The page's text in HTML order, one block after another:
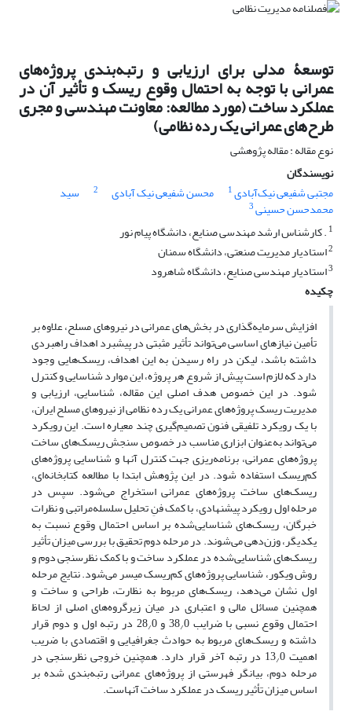
توسعۀ مدلی برای ارزیابی و رتبه‌بندی پروژه‌های
عمرانی با توجه به احتمال وقوع ریسک و تأثیر آن در
عملکرد ساخت (مورد مطالعه: معاونت مهندسی و مجری
طرح‌های عمرانی یک رده نظامی)
نوع مقاله : مقاله پژوهشی
نویسندگان
مجتبی شفیعی نیک‌آبادی1 محسن شفیعی نیک آبادی 2 سید
محمدحسن حسینی3
1 . کارشناس ارشد مهندسی صنایع، دانشگاه پیام نور
2استادیار مدیریت صنعتی، دانشگاه سمنان
3استادیار مهندسی صنایع، دانشگاه شاهرود
چکیده
افزایش سرمایه‌گذاری در بخش‌های عمرانی در نیروهای مسلح، علاوه بر
تأمین نیازهای اساسی می‌تواند تأثیر مثبتی در پیشبرد اهداف راهبردی
داشته باشد، لیکن در راه رسیدن به این اهداف، ریسک‌هایی وجود
دارد که لازم است پیش از شروع هر پروژه، این موارد شناسایی و کنترل
شود. در این خصوص هدف اصلی این مقاله، شناسایی، ارزیابی و
مدیریت ریسک پروژه‌های عمرانی یک رده نظامی از نیروهای مسلح ایران،
با یک رویکرد تلفیقی فنون تصمیم‌گیری چند معیاره است. این رویکرد
می‌تواند به‌عنوان ابزاری مناسب در خصوص سنجش ریسک‌های ساخت
پروژه‌های عمرانی، برنامه‌ریزی جهت کنترل آنها و شناسایی پروژه‌های
کم‌ریسک استفاده شود. در این پژوهش ابتدا با مطالعه کتابخانه‌ای،
ریسک‌های ساخت پروژه‌های عمرانی استخراج می‌شود. سپس در
مرحله اول رویکرد پیشنهادی، با کمک فنِ تحلیل سلسله‌مراتبی و نظرات
خبرگان، ریسک‌های شناسایی‌شده بر اساس احتمال وقوع نسبت به
یکدیگر، وزن‌دهی می‌شوند. در مرحله دوم تحقیق با بررسی میزان تأثیر
ریسک‌های شناسایی‌شده در عملکرد ساخت و با کمک نظرسنجی دوم و
روش ویکور، شناسایی پروژه‌های کم‌ریسک میسر می‌شود. نتایج مرحله
اول نشان می‌دهد، ریسک‌های مربوط به نظارت، طراحی و ساخت و
همچنین مسائل مالی و اعتباری در میان زیرگروه‌های اصلی از لحاظ
احتمال وقوع نسبی با ضرایب 38 /0 و 28 / 0 در رتبه اول و دوم قرار
داشته و ریسک‌های مربوط به حوادث جغرافیایی و اقتصادی با ضریب
اهمیت 13 / 0 در رتبه آخر قرار دارد. همچنین خروجی نظرسنجی در
مرحله دوم، بیانگر فهرستی از پروژه‌های عمرانی رتبه‌بندی شده بر
اساس میزان تأثیر ریسک‌ در عملکرد ساخت آنهاست.